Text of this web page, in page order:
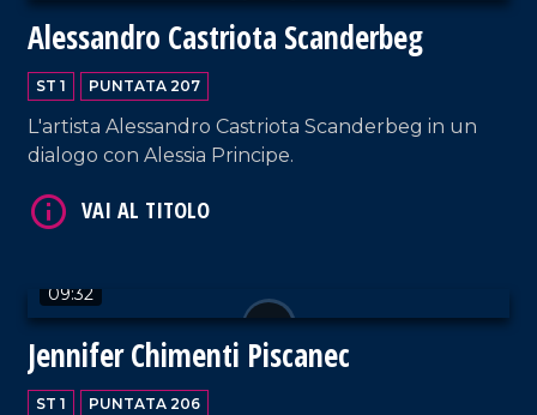
Alessandro Castriota Scanderbeg
ST 1 PUNTATA 207
L'artista Alessandro Castriota Scanderbeg in un
dialogo con Alessia Principe.
09:32
Jennifer Chimenti Piscanec
ST 1 PUNTATA 206
VAI AL TITOLO